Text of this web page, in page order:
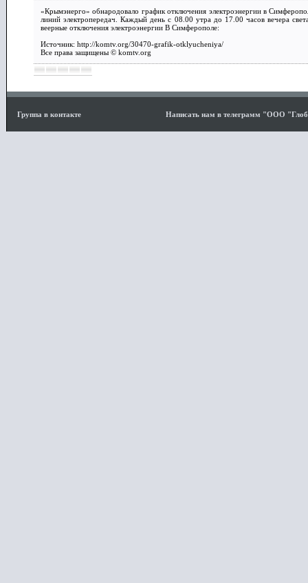
«Крымэнерго» обнародовало график отключения электроэнергии в
линий электропередач. Каждый день с 08.00 утра до 17.00 часов вечера
веерные отключения электроэнергии В Симферополе:
Источник: http://komtv.org/30470-grafik-otklyucheniya/
Все права защищены © komtv.org
Группа в контакте Написать нам в телеграмм "ООО